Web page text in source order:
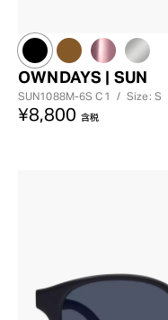
OWNDAYS | SUN
SUN1088M-6SC1 / Size: S
¥8,800 含税